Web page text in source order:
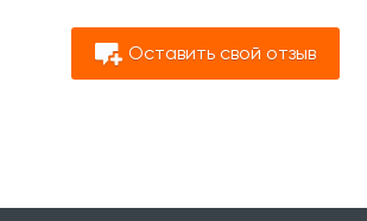
Оставить свой отзыв